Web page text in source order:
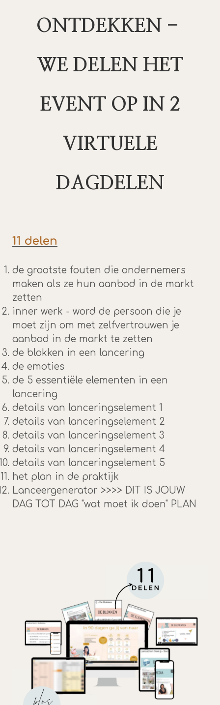
ONTDEKKEN -
WE DELEN HET
EVENT OP IN 2
VIRTUELE
DAGDELEN
11 delen
de grootste fouten die ondernemers
maken als ze hun aanbod in de markt
zetten
inner werk - word de persoon die je
moet zijn om met zelfvertrouwen je
aanbod in de markt te zetten
de blokken in een lancering
de emoties
de 5 essentiële elementen in een
lancering
details van lanceringselement 1
details van lanceringselement 2
details van lanceringselement 3
details van lanceringselement 4
details van lanceringselement 5
het plan in de praktijk
Lanceergenerator >>>> DIT IS JOUW
DAG TOT DAG "wat moet ik doen" PLAN